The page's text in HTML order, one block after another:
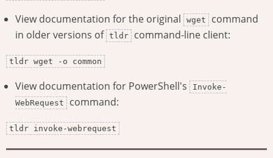
View documentation for the original wget
command
in older versions of tldr command-line client:
tldr wget -o common
View documentation for PowerShell's
Invoke-
WebRequest
command:
tldr invoke-webrequest